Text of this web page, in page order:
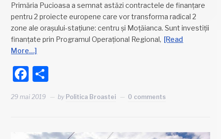
Primăria Pucioasa a semnat astăzi contractele de finanțare
pentru 2 proiecte europene care vor transforma radical 2
zone ale orașului-stațiune: centru și Moțăianca. Sunt investiții
finanțate prin Programul Operațional Regional, [Read
More…]
Facebook
29 mai 2019 by Politica Broastei 0 comments